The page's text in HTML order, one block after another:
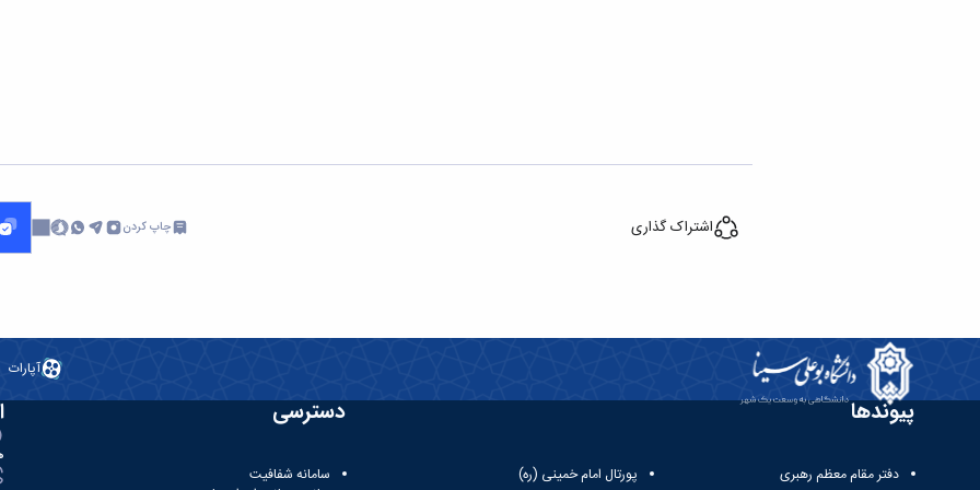
اشتراک گذاری چاپ کردن
آپارات
پیوندها
دفتر مقام معظم رهبری پورتال امام خمینی (ره)
دسترسی
سامانه شفافیت